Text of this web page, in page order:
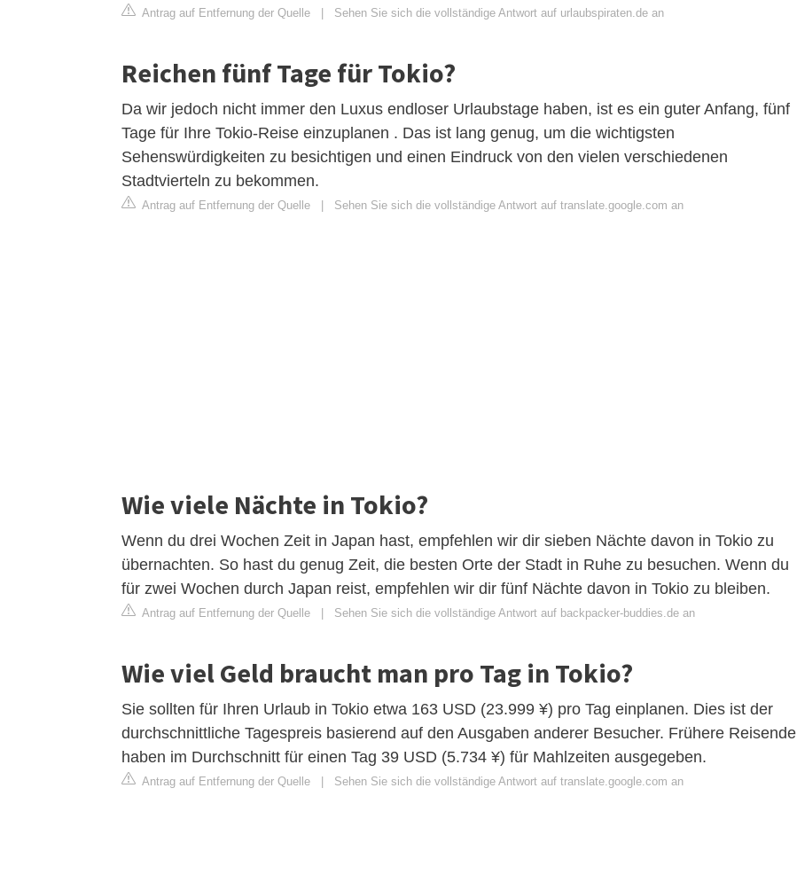
Antrag auf Entfernung der Quelle Sehen Sie sich die vollständige Antwort auf urlaubspiraten.de an
Reichen fünf Tage für Tokio?
Da wir jedoch nicht immer den Luxus endloser Urlaubstage haben, ist es ein guter Anfang, fünf
Tage für Ihre Tokio-Reise einzuplanen . Das ist lang genug, um die wichtigsten
Sehenswürdigkeiten zu besichtigen und einen Eindruck von den vielen verschiedenen
Stadtvierteln zu bekommen.
Antrag auf Entfernung der Quelle Sehen Sie sich die vollständige Antwort auf translate.google.com an
Wie viele Nächte in Tokio?
Wenn du drei Wochen Zeit in Japan hast, empfehlen wir dir sieben Nächte davon in Tokio zu
übernachten. So hast du genug Zeit, die besten Orte der Stadt in Ruhe zu besuchen. Wenn du
für zwei Wochen durch Japan reist, empfehlen wir dir fünf Nächte davon in Tokio zu bleiben.
Antrag auf Entfernung der Quelle Sehen Sie sich die vollständige Antwort auf backpacker-buddies.de an
Wie viel Geld braucht man pro Tag in Tokio?
Sie sollten für Ihren Urlaub in Tokio etwa 163 USD (23.999 ¥) pro Tag einplanen. Dies ist der
durchschnittliche Tagespreis basierend auf den Ausgaben anderer Besucher. Frühere Reisende
haben im Durchschnitt für einen Tag 39 USD (5.734 ¥) für Mahlzeiten ausgegeben.
Antrag auf Entfernung der Quelle Sehen Sie sich die vollständige Antwort auf translate.google.com an